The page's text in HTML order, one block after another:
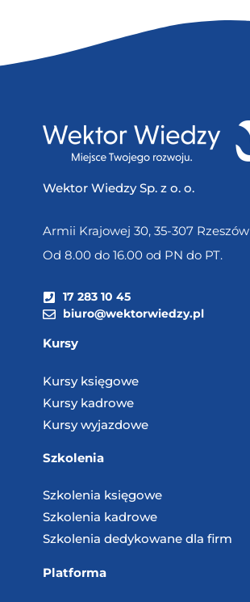
Wektor Wiedzy Sp. z o. o.
Armii Krajowej 30, 35-307 Rzeszów
Od 8.00 do 16.00 od PN do PT.
17 283 10 45
biuro@wektorwiedzy.pl
Kursy
Kursy księgowe
Kursy kadrowe
Kursy wyjazdowe
Szkolenia
Szkolenia księgowe
Szkolenia kadrowe
Szkolenia dedykowane dla firm
Platforma